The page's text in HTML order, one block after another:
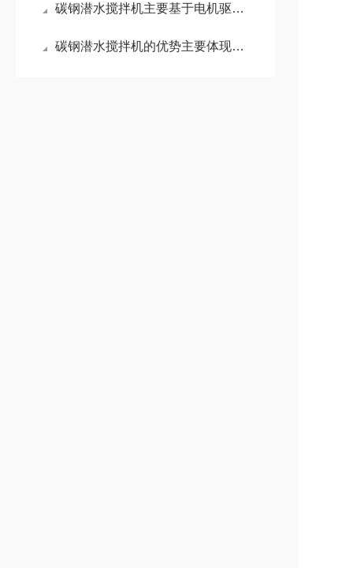
碳钢潜水搅拌机主要基于电机驱动叶轮旋转这一核心原理
碳钢潜水搅拌机的优势主要体现在这些方面！